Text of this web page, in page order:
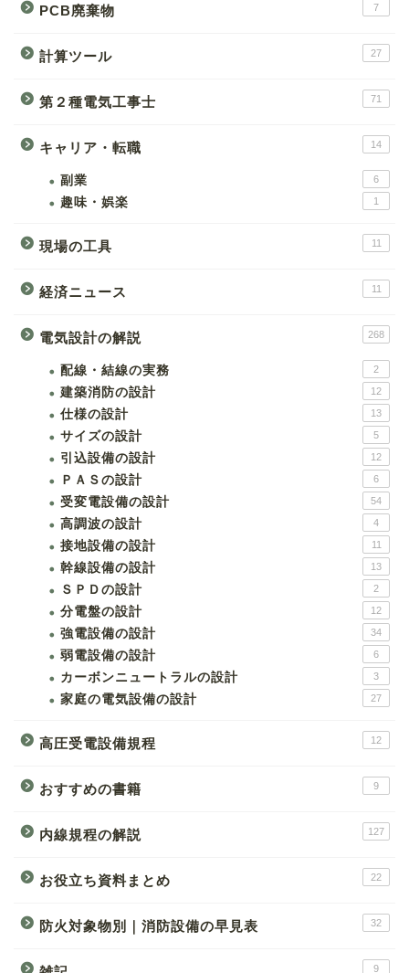
PCB廃棄物 7
計算ツール 27
第２種電気工事士 71
キャリア・転職 14
副業 6
趣味・娯楽 1
現場の工具 11
経済ニュース 11
電気設計の解説 268
配線・結線の実務 2
建築消防の設計 12
仕様の設計 13
サイズの設計 5
引込設備の設計 12
ＰＡＳの設計 6
受変電設備の設計 54
高調波の設計 4
接地設備の設計 11
幹線設備の設計 13
ＳＰＤの設計 2
分電盤の設計 12
強電設備の設計 34
弱電設備の設計 6
カーボンニュートラルの設計 3
家庭の電気設備の設計 27
高圧受電設備規程 12
おすすめの書籍 9
内線規程の解説 127
お役立ち資料まとめ 22
防火対象物別｜消防設備の早見表 32
9